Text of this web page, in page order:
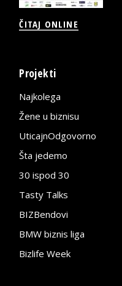
ČITAJ ONLINE
Projekti
Najkolega
Žene u biznisu
UticajnOdgovorno
Šta jedemo
30 ispod 30
Tasty Talks
BIZBendovi
BMW biznis liga
Bizlife Week